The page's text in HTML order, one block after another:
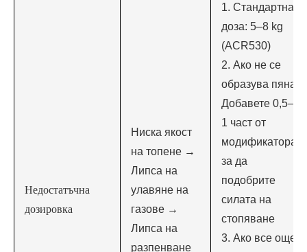
Недостатъчна
дозировка
Ниска якост
на топене →
Липса на
улавяне на
газове →
Липса на
разпенване
1. Стандартна
доза: 5–8 kg
(ACR530)
2. Ако не се
образува пяна:
Добавете 0,5–
1 част от
модификатора,
за да
подобрите
силата на
стопяване
3. Ако все още